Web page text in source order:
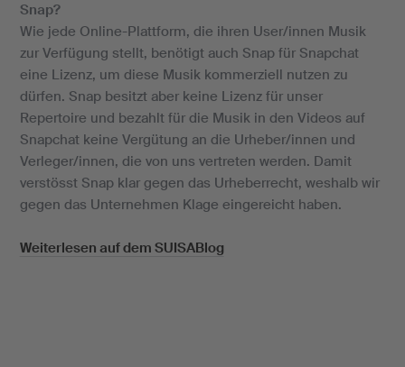
Snap?
Wie jede Online-Plattform, die ihren User/innen Musik
zur Verfügung stellt, benötigt auch Snap für Snapchat
eine Lizenz, um diese Musik kommerziell nutzen zu
dürfen. Snap besitzt aber keine Lizenz für unser
Repertoire und bezahlt für die Musik in den Videos auf
Snapchat keine Vergütung an die Urheber/innen und
Verleger/innen, die von uns vertreten werden. Damit
verstösst Snap klar gegen das Urheberrecht, weshalb wir
gegen das Unternehmen Klage eingereicht haben.
Weiterlesen auf dem SUISABlog